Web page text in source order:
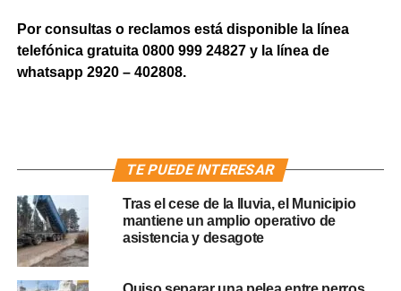
Por consultas o reclamos está disponible la línea
telefónica gratuita 0800 999 24827 y la línea de
whatsapp 2920 – 402808.
TE PUEDE INTERESAR
Tras el cese de la lluvia, el Municipio
mantiene un amplio operativo de
asistencia y desagote